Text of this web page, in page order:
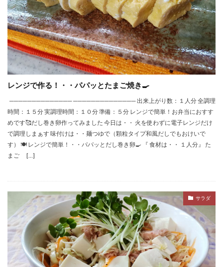
レンジで作る！・・パパッとたまご焼き🍳
────────────── ────────────── 出来上がり数：１人分 全調理
時間：１５分 実調理時間：１０分 準備：５分 レンジで簡単！お弁当におすす
めです🥰だし巻き卵作ってみました 今日は・・ 火を使わずに電子レンジだけ
で調理しまぁす 味付けは・・麺つゆで（顆粒タイプ和風だしでもおけいで
す） 🍽 レンジで簡単！・・パパッとだし巻き卵🍳 『 食材は・・ １人分』 た
まご […]
サラダ